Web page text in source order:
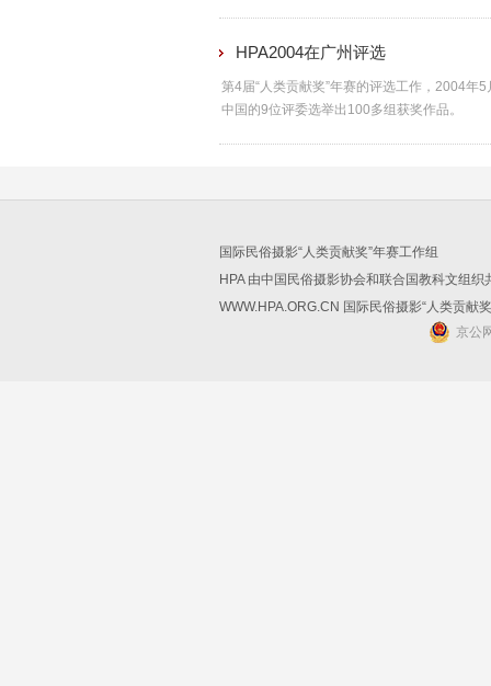
HPA2004在广州评选
第4届“人类贡献奖”年赛的评选工作，2004年
中国的9位评委选举出100多组获奖作品。
国际民俗摄影“人类贡献奖”年赛工作组
HPA 由中国民俗摄影协会和联合国教科文组
WWW.HPA.ORG.CN 国际民俗摄影“人类贡献
京公